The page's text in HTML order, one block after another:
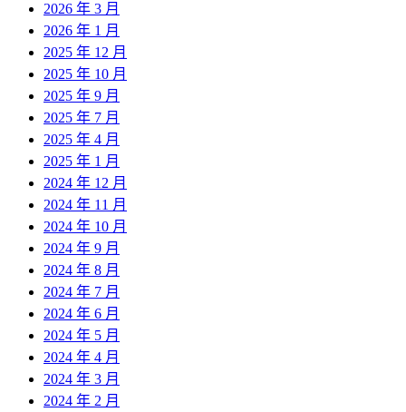
2026 年 3 月
2026 年 1 月
2025 年 12 月
2025 年 10 月
2025 年 9 月
2025 年 7 月
2025 年 4 月
2025 年 1 月
2024 年 12 月
2024 年 11 月
2024 年 10 月
2024 年 9 月
2024 年 8 月
2024 年 7 月
2024 年 6 月
2024 年 5 月
2024 年 4 月
2024 年 3 月
2024 年 2 月